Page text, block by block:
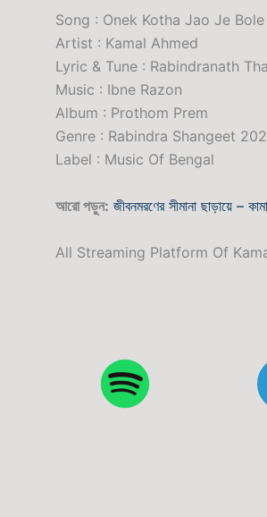
Song : Onek Kotha Jao Je Bole |
Artist : Kamal Ahmed
Lyric & Tune : Rabindranath
Music : Ibne Razon
Album : Prothom Prem
Genre : Rabindra Shangeet
Label : Music Of Bengal
আরো পড়ুন: জীবনমরণের সীমানা ছাড়ায়ে –
All Streaming Platform Of